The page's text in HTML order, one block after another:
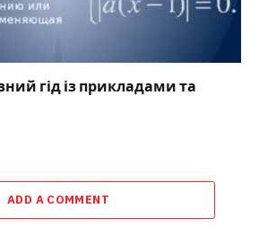
гід із прикладами та
ADD A COMMENT